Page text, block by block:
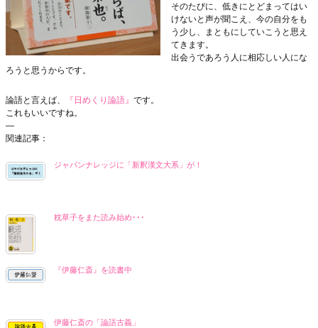
そのたびに、低きにとどまってはい
けないと声が聞こえ、今の自分をも
う少し、まともにしていこうと思え
てきます。
出会うであろう人に相応しい人にな
ろうと思うからです。
論語と言えば、 『日めくり論語』 です。
これもいいですね。
—
関連記事：
ジャパンナレッジに「新釈漢文大系」が！
枕草子をまた読み始め･･･
『伊藤仁斎』を読書中
伊藤仁斎の「論語古義」